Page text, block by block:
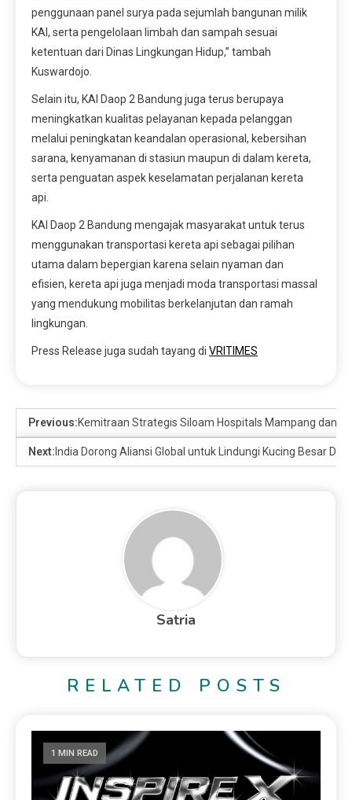
penggunaan panel surya pada sejumlah bangunan milik
KAI, serta pengelolaan limbah dan sampah sesuai
ketentuan dari Dinas Lingkungan Hidup,” tambah
Kuswardojo.
Selain itu, KAI Daop 2 Bandung juga terus berupaya
meningkatkan kualitas pelayanan kepada pelanggan
melalui peningkatan keandalan operasional, kebersihan
sarana, kenyamanan di stasiun maupun di dalam kereta,
serta penguatan aspek keselamatan perjalanan kereta
api.
KAI Daop 2 Bandung mengajak masyarakat untuk terus
menggunakan transportasi kereta api sebagai pilihan
utama dalam bepergian karena selain nyaman dan
efisien, kereta api juga menjadi moda transportasi massal
yang mendukung mobilitas berkelanjutan dan ramah
lingkungan.
Press Release juga sudah tayang di VRITIMES
Previous:Kemitraan Strategis Siloam Hospitals Mampang dan
Next: India Dorong Aliansi Global untuk Lindungi Kucing Besar
Satria
RELATED POSTS
1 MIN READ